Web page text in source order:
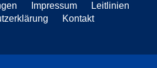
Impressum
Leitlinien
Kontakt